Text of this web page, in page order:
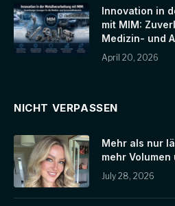
Innovation in
mit MIM:
Medizin- und
April 20, 2026
NICHT VERPASSEN
Mehr als nur
mehr
July 28, 2026